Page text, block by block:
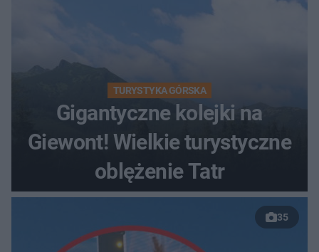
TURYSTYKA GÓRSKA
Gigantyczne kolejki na
Giewont! Wielkie turystyczne
oblężenie Tatr
35